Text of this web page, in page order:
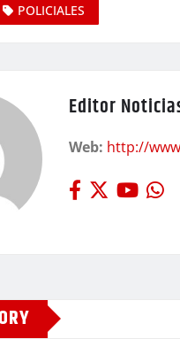
POLICIALES
Editor
Web: http://